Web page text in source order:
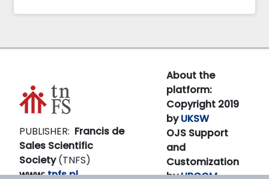
PUBLISHER: Francis de
Sales Scientific
Society(TNFS)
www:tnfs.pl
About the
platform:
Copyright 2019
byUKSW
OJS Support
and
Customization